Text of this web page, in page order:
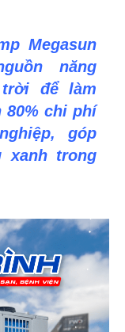
Megasun
năng
để làm
80% chi phí
góp
xanh trong